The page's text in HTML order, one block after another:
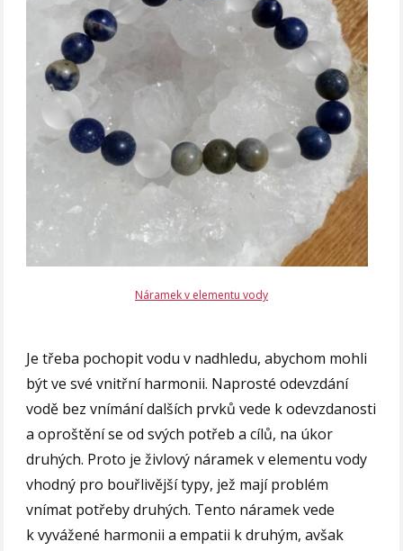
Náramek v elementu vody
Je třeba pochopit vodu v nadhledu, abychom mohli
být ve své vnitřní harmonii. Naprosté odevzdání
vodě bez vnímání dalších prvků vede k odevzdanosti
a oproštění se od svých potřeb a cílů, na úkor
druhých. Proto je živlový náramek v elementu vody
vhodný pro bouřlivější typy, jež mají problém
vnímat potřeby druhých. Tento náramek vede
k vyvážené harmonii a empatii k druhým, avšak